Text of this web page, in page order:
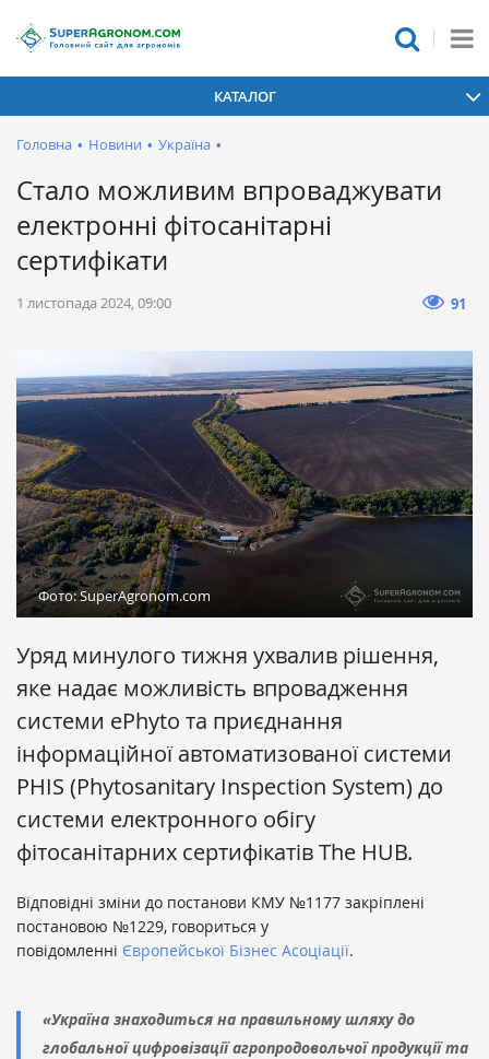
КАТАЛОГ
Головна • Новини • Україна •
Стало можливим впроваджувати
електронні фітосанітарні
сертифікати
1 листопада 2024, 09:00 91
Фото: SuperAgronom.com
Уряд минулого тижня ухвалив рішення,
яке надає можливість впровадження
системи ePhyto та приєднання
інформаційної автоматизованої системи
PHIS (Phytosanitary Inspection System) до
системи електронного обігу
фітосанітарних сертифікатів The HUB.
Відповідні зміни до постанови КМУ №1177 закріплені
постановою №1229, говориться у
повідомленні Європейської Бізнес Асоціації.
«Україна знаходиться на правильному шляху до
глобальної цифровізації агропродовольчої продукції та